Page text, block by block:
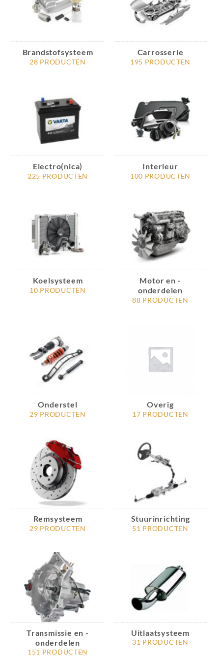
Brandstofsysteem
28 PRODUCTEN
Carrosserie
195 PRODUCTEN
Electro(nica)
225 PRODUCTEN
Interieur
100 PRODUCTEN
Koelsysteem
10 PRODUCTEN
Motor en -
onderdelen
88 PRODUCTEN
Onderstel
29 PRODUCTEN
Overig
17 PRODUCTEN
Remsysteem
29 PRODUCTEN
Stuurinrichting
51 PRODUCTEN
Transmissie en -
onderdelen
151 PRODUCTEN
Uitlaatsysteem
31 PRODUCTEN